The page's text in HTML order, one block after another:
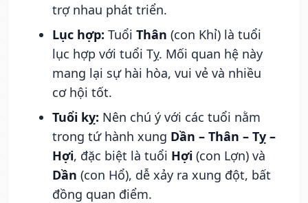
trợ nhau phát triển.
Lục hợp: Tuổi Thân (con Khỉ) là tuổi
lục hợp với tuổi Tỵ. Mối quan hệ này
mang lại sự hài hòa, vui vẻ và nhiều
cơ hội tốt.
Tuổi kỵ: Nên chú ý với các tuổi nằm
trong tứ hành xung Dần – Thân – Tỵ –
Hợi, đặc biệt là tuổi Hợi (con Lợn) và
Dần (con Hổ), dễ xảy ra xung đột, bất
đồng quan điểm.